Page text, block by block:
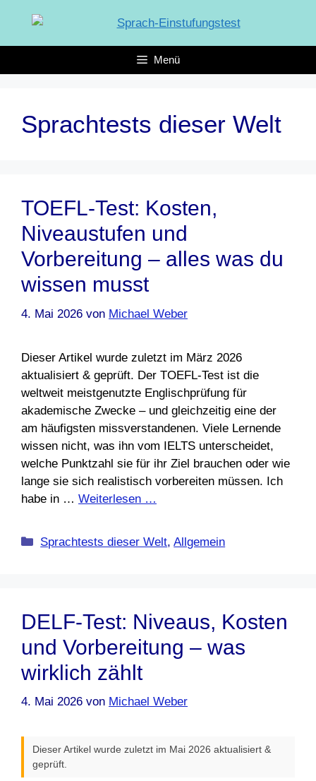
springen
Menü
Sprachtests dieser Welt
TOEFL-Test: Kosten,
Niveaustufen und
Vorbereitung – alles was du
wissen musst
4. Mai 2026 von Michael Weber
Dieser Artikel wurde zuletzt im März 2026
aktualisiert & geprüft. Der TOEFL-Test ist die
weltweit meistgenutzte Englischprüfung für
akademische Zwecke – und gleichzeitig eine der
am häufigsten missverstandenen. Viele Lernende
wissen nicht, was ihn vom IELTS unterscheidet,
welche Punktzahl sie für ihr Ziel brauchen oder wie
lange sie sich realistisch vorbereiten müssen. Ich
habe in … Weiterlesen …
Kategorien
Sprachtests dieser Welt,Allgemein
DELF-Test: Niveaus, Kosten
und Vorbereitung – was
wirklich zählt
4. Mai 2026 von Michael Weber
Dieser Artikel wurde zuletzt im Mai 2026 aktualisiert &
geprüft.